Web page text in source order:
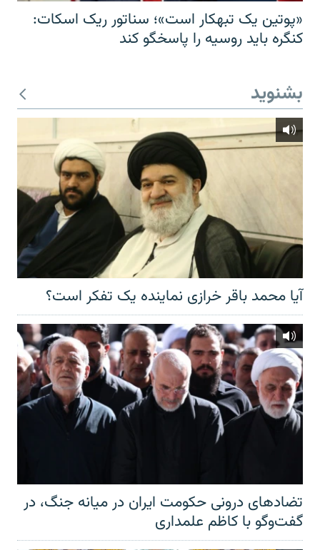
«پوتین یک تبهکار است»؛ سناتور ریک اسکات:
کنگره باید روسیه را پاسخگو کند
بشنوید
آیا محمد باقر خرازی نماینده یک تفکر است؟
تضادهای درونی حکومت ایران در میانه جنگ، در
گفت‌‌وگو با کاظم علمداری